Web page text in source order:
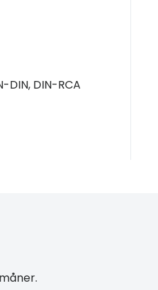
DIN-RCA